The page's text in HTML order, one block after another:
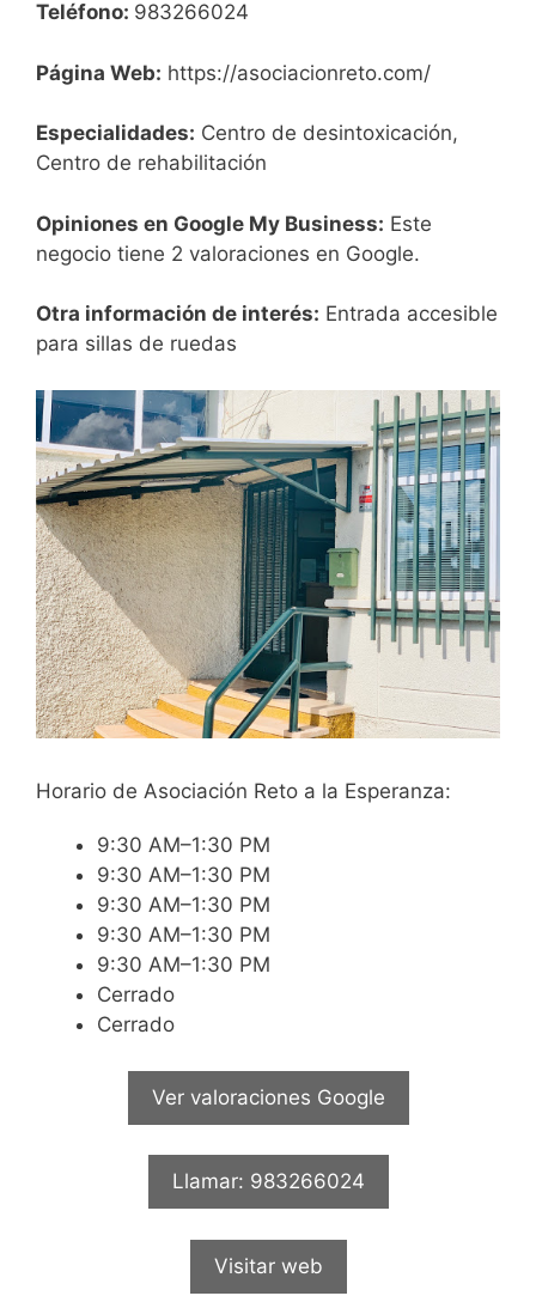
Teléfono: 983266024
Página Web: https://asociacionreto.com/
Especialidades: Centro de desintoxicación,
Centro de rehabilitación
Opiniones en Google My Business: Este
negocio tiene 2 valoraciones en Google.
Otra información de interés: Entrada accesible
para sillas de ruedas
Horario de Asociación Reto a la Esperanza:
9:30 AM–1:30 PM
9:30 AM–1:30 PM
9:30 AM–1:30 PM
9:30 AM–1:30 PM
9:30 AM–1:30 PM
Cerrado
Cerrado
Ver valoraciones Google
Llamar: 983266024
Visitar web